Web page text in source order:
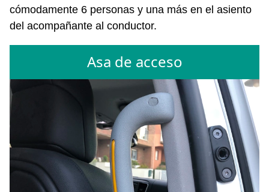
cómodamente 6 personas y una más en el asiento
del acompañante al conductor.
Asa de acceso